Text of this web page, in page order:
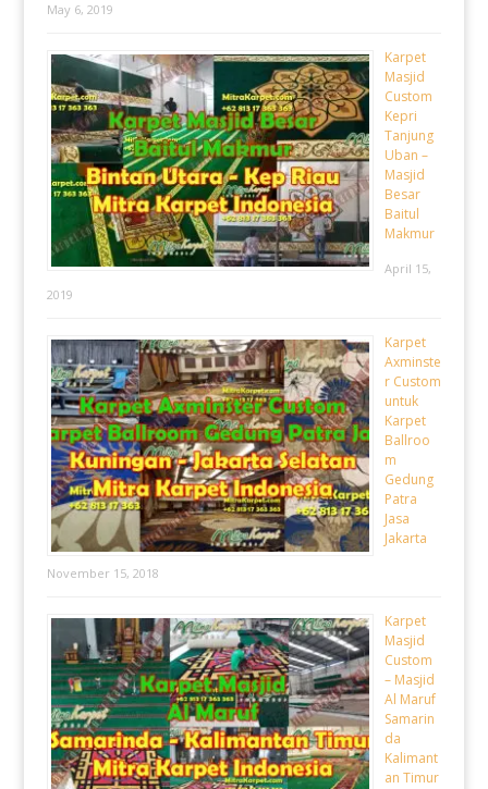
May 6, 2019
Karpet
Masjid
Custom
Kepri
Tanjung
Uban –
Masjid
Besar
Baitul
Makmur
April 15,
2019
Karpet
Axminste
r Custom
untuk
Karpet
Ballroo
m
Gedung
Patra
Jasa
Jakarta
November 15, 2018
Karpet
Masjid
Custom
– Masjid
Al Maruf
Samarin
da
Kalimant
an Timur